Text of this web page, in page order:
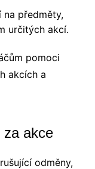
na předměty,
určitých akcí.
pomoci
akcích a
za akce
odměny,